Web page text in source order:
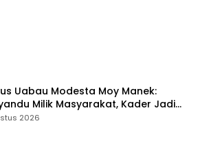
Uabau Modesta Moy Manek:
Milik Masyarakat, Kader Jadi
Tombak Perangi Stunting
2026